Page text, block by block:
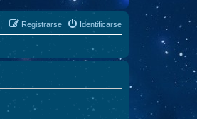
Identificarse
Registrarse